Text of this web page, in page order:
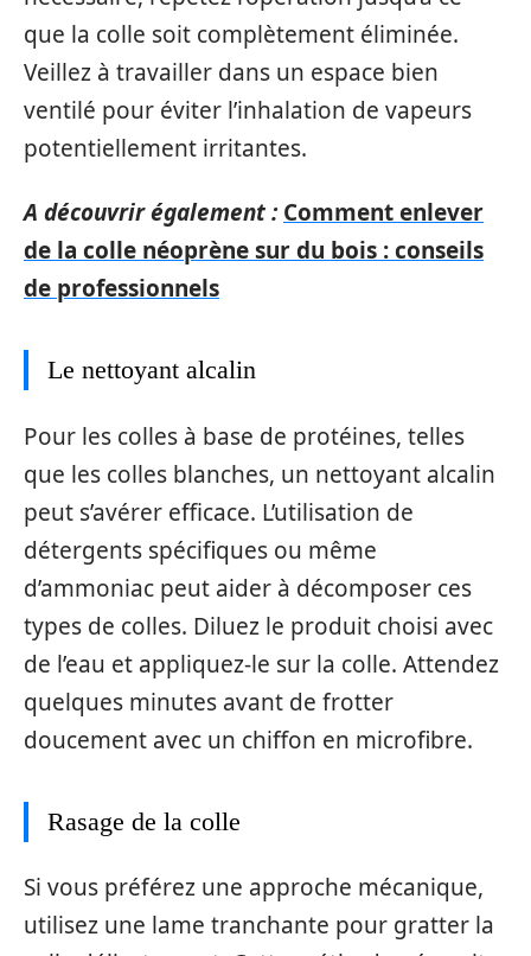
que la colle soit complètement éliminée.
Veillez à travailler dans un espace bien
ventilé pour éviter l’inhalation de vapeurs
potentiellement irritantes.
A découvrir également : Comment enlever
de la colle néoprène sur du bois : conseils
de professionnels
Le nettoyant alcalin
Pour les colles à base de protéines, telles
que les colles blanches, un nettoyant alcalin
peut s’avérer efficace. L’utilisation de
détergents spécifiques ou même
d’ammoniac peut aider à décomposer ces
types de colles. Diluez le produit choisi avec
de l’eau et appliquez-le sur la colle. Attendez
quelques minutes avant de frotter
doucement avec un chiffon en microfibre.
Rasage de la colle
Si vous préférez une approche mécanique,
utilisez une lame tranchante pour gratter la